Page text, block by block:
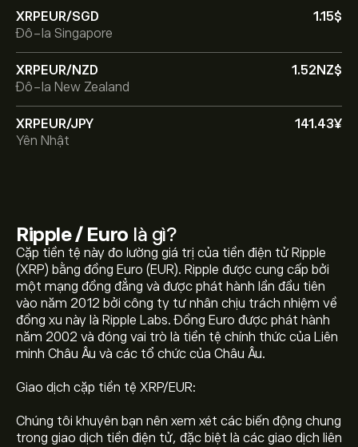
XRPEUR/SGD
1.15‎$‎
Đô-la Singapore
XRPEUR/NZD
1.52‎NZ$‎
Đô-la New Zealand
XRPEUR/JPY
141.43‎¥‎
Yên Nhật
Ripple / Euro là gì?
Cặp tiền tệ này đo lường giá trị của tiền điện tử Ripple
(XRP) bằng đồng Euro (EUR). Ripple được cung cấp bởi
một mạng đồng đẳng và được phát hành lần đầu tiên
vào năm 2012 bởi công ty tư nhân chịu trách nhiệm về
đồng xu này là Ripple Labs. Đồng Euro được phát hành
năm 2002 và đóng vai trò là tiền tệ chính thức của Liên
minh Châu Âu và các tổ chức của Châu Âu.
Giao dịch cặp tiền tệ XRP/EUR:
Chúng tôi khuyên bạn nên xem xét các biến động chung
trong giao dịch tiền điện tử, đặc biệt là các giao dịch liên